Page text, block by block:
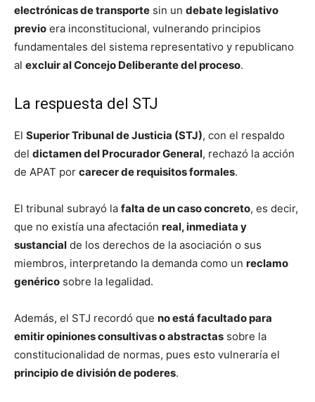
electrónicas de transporte sin un debate legislativo
previo era inconstitucional, vulnerando principios
fundamentales del sistema representativo y republicano
al excluir al Concejo Deliberante del proceso.
La respuesta del STJ
El Superior Tribunal de Justicia (STJ), con el respaldo
del dictamen del Procurador General, rechazó la acción
de APAT por carecer de requisitos formales.
El tribunal subrayó la falta de un caso concreto, es decir,
que no existía una afectación real, inmediata y
sustancial de los derechos de la asociación o sus
miembros, interpretando la demanda como un reclamo
genérico sobre la legalidad.
Además, el STJ recordó que no está facultado para
emitir opiniones consultivas o abstractas sobre la
constitucionalidad de normas, pues esto vulneraría el
principio de división de poderes.